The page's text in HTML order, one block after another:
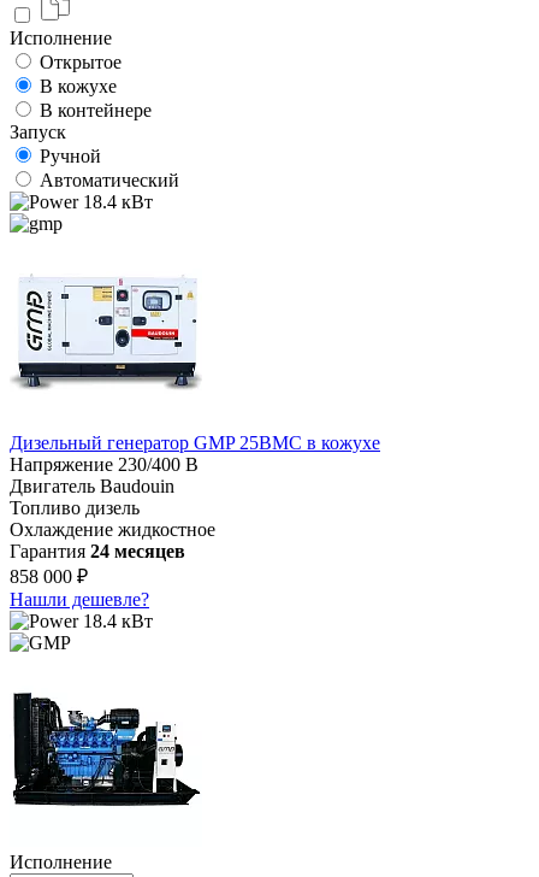
Исполнение
Открытое
В кожухе
В контейнере
Запуск
Ручной
Автоматический
18.4 кВт
Дизельный генератор GMP 25BMC в кожухе
Напряжение 230/400 В
Двигатель Baudouin
Топливо дизель
Охлаждение жидкостное
Гарантия 24 месяцев
858 000 ₽
Нашли дешевле?
18.4 кВт
Исполнение